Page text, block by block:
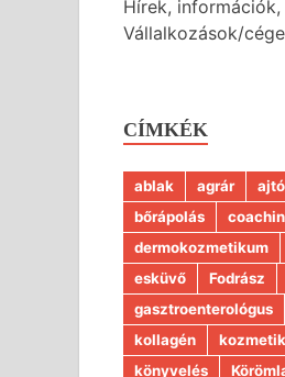
Hírek,
Vállalkozások/
CÍMKÉK
ablak agrár ajtó
bőrápolás
dermokozmetikum
esküvő
Fodrász
gasztroenterológus
kollagén
könyvelés